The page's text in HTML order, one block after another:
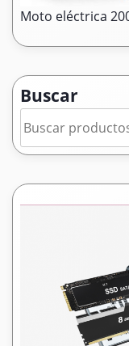
Moto eléctrica
Buscar